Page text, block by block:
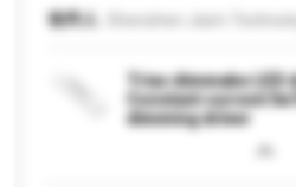
收件人
Triac dimmabe LED
Constant current
dimming driver